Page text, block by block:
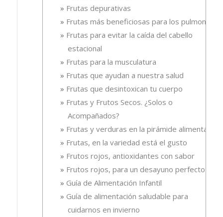
Frutas depurativas
Frutas más beneficiosas para los pulmones
Frutas para evitar la caída del cabello
estacional
Frutas para la musculatura
Frutas que ayudan a nuestra salud
Frutas que desintoxican tu cuerpo
Frutas y Frutos Secos. ¿Solos o
Acompañados?
Frutas y verduras en la pirámide alimentaria
Frutas, en la variedad está el gusto
Frutos rojos, antioxidantes con sabor
Frutos rojos, para un desayuno perfecto
Guía de Alimentación Infantil
Guía de alimentación saludable para
cuidarnos en invierno